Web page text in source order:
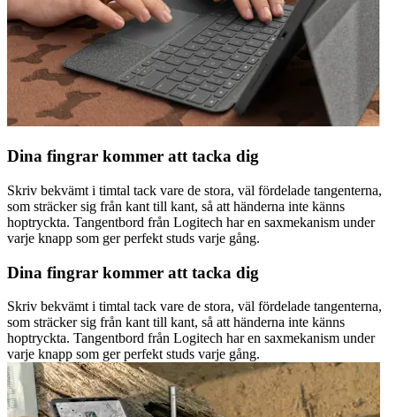
Dina fingrar kommer att tacka dig
Skriv bekvämt i timtal tack vare de stora, väl fördelade tangenterna,
som sträcker sig från kant till kant, så att händerna inte känns
hoptryckta. Tangentbord från Logitech har en saxmekanism under
varje knapp som ger perfekt studs varje gång.
Dina fingrar kommer att tacka dig
Skriv bekvämt i timtal tack vare de stora, väl fördelade tangenterna,
som sträcker sig från kant till kant, så att händerna inte känns
hoptryckta. Tangentbord från Logitech har en saxmekanism under
varje knapp som ger perfekt studs varje gång.